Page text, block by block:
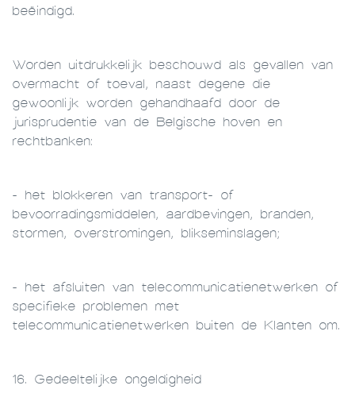
beëindigd.
Worden uitdrukkelijk beschouwd als gevallen van
overmacht of toeval, naast degene die
gewoonlijk worden gehandhaafd door de
jurisprudentie van de Belgische hoven en
rechtbanken:
- het blokkeren van transport- of
bevoorradingsmiddelen, aardbevingen, branden,
stormen, overstromingen, blikseminslagen;
- het afsluiten van telecommunicatienetwerken of
specifieke problemen met
telecommunicatienetwerken buiten de Klanten om.
16. Gedeeltelijke ongeldigheid